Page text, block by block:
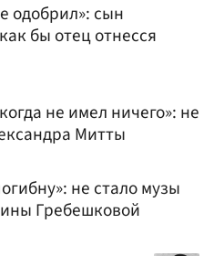
одобрил»: сын
бы отец отнесся
не имел ничего»: не
Митты
не стало музы
Гребешковой